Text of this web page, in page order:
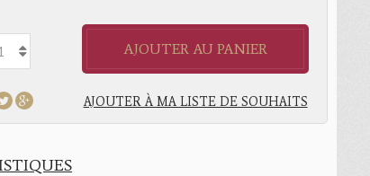
AJOUTER AU PANIER
AJOUTER À MA LISTE DE SOUHAITS